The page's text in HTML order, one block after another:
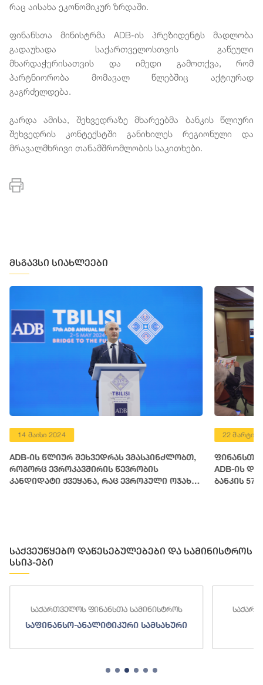
რაც აისახა ეკონომიკურ ზრდაში.
ფინანსთა მინისტრმა ADB-ის პრეზიდენტს მადლობა
გადაუხადა საქართველოსთვის გაწეული
მხარდაჭერისათვის და იმედი გამოთქვა, რომ
პარტნიორობა მომავალ წლებშიც აქტიურად
გაგრძელდება.
გარდა ამისა, შეხვედრაზე მხარეებმა ბანკის წლიური
შეხვედრის კონტექსტში განიხილეს რეგიონული და
მრავალმხრივი თანამშრომლობის საკითხები.
მსგავსი სიახლეები
14 მაისი 2024
ADB-ის წლიურ შეხვედრას ვმასპინძლობთ,
როგორც ევროკავშირის წევრობის
კანდიდატი ქვეყანა, რაც ევროპული ოჯახის
22 მარტი
ფინანსთა
ADB-ის
ბანკის
საქვეუწყებო დაწესებულებები და სამინისტროს
სსიპ-ები
საქართველოს ფინანსთა სამინისტროს
საფინანსო-ანალიტიკური სამსახური